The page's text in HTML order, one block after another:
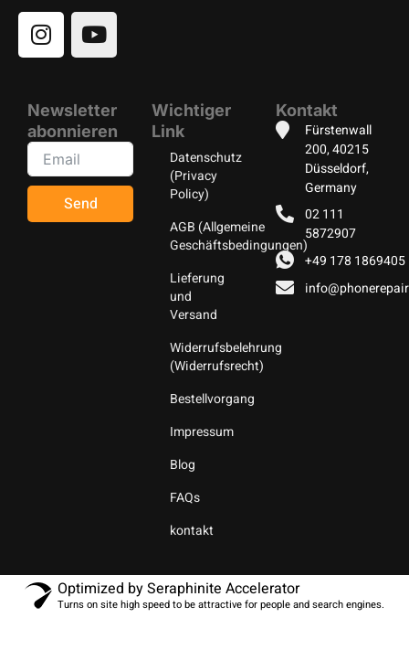
Kontakt
Fürstenwall
200, 40215
Düsseldorf,
Germany
02 111
5872907
+49 178 1869405
Wichtiger
Link
Datenschutz
(Privacy
Policy)
AGB (Allgemeine
Geschäftsbedingungen)
Lieferung
und
Versand
Widerrufsbelehrung
(Widerrufsrecht)
Bestellvorgang
Impressum
Blog
FAQs
kontakt
Newsletter
abonnieren
Send
Optimized by Seraphinite Accelerator
Turns on site high speed to be attractive for people and search engines.